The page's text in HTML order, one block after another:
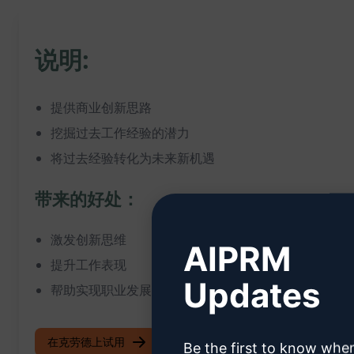
说明:
提供商业创新思路
挖掘过去工作经验的潜力
将过去经验转化为未来新机遇
带来的好处：
激发创新思维
提升工作表现
帮助实现职业发展
在克劳德上试用 试用 ChatGPT
AIPRM
Updates
Be the first to know